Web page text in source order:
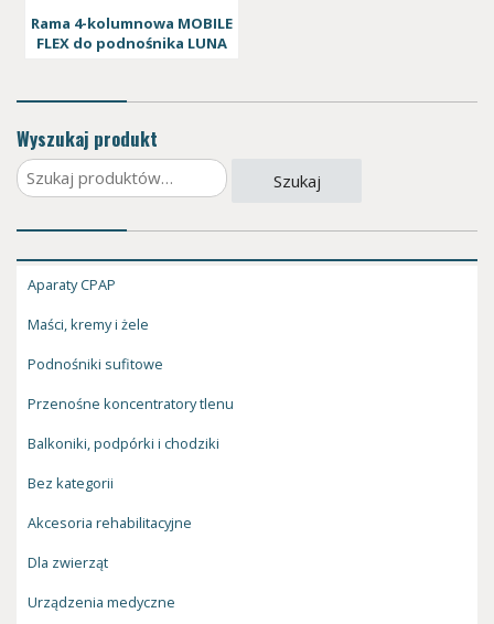
Rama 4-kolumnowa MOBILE
FLEX do podnośnika LUNA
Wyszukaj produkt
Szukaj: Szukaj
Aparaty CPAP
Maści, kremy i żele
Podnośniki sufitowe
Przenośne koncentratory tlenu
Balkoniki, podpórki i chodziki
Bez kategorii
Akcesoria rehabilitacyjne
Dla zwierząt
Urządzenia medyczne